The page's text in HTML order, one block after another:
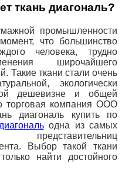
ткань диагональ?
промышленности
что большинство
человека, трудно
широчайшего
Такие ткани стали очень
экологически
дешевизне и общей
торговая компания ООО
диагональ купить
по
одна из самых
Выбор такой ткани
найти достойного